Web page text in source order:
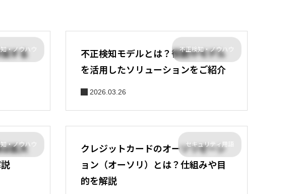
・ノウハウ
する
不正検知・ノウハウ
不正検知モデルとは？役割やモデル
を活用したソリューションをご紹介
2026.03.26
・ノウハウ
拡大
セキュリティ用語
クレジットカードのオーソリゼーシ
ョン（オーソリ）とは？仕組みや目
的を解説